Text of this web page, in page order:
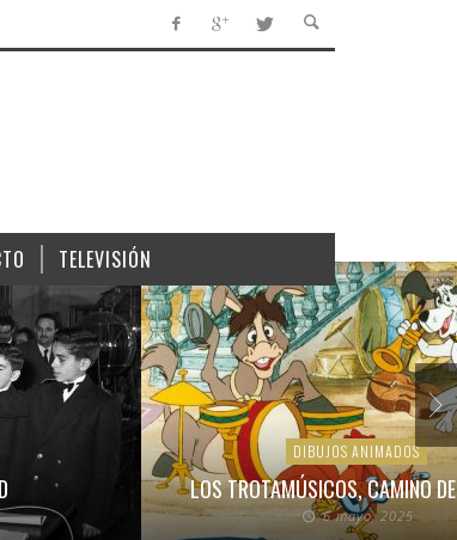
TELEVISIÓN
DIBUJOS ANIMADOS
LOS TROTAMÚSICOS, CAMINO
6 mayo, 2025